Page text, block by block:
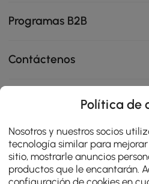
Programas B2B
Contáctenos
4.8
star
rating
OPINIONES CERTIFICADAS
Política de
Nosotros y nuestros socios
tecnología similar para
sitio, mostrarle anuncios
productos que le encantarán.
configuración de cookies en